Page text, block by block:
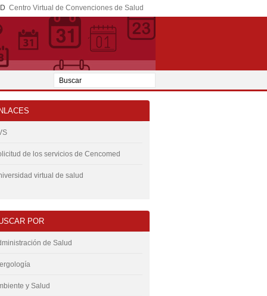
Centro Virtual de Convenciones de Salud
de los servicios de Cencomed
virtual de salud
POR
de Salud
y Salud